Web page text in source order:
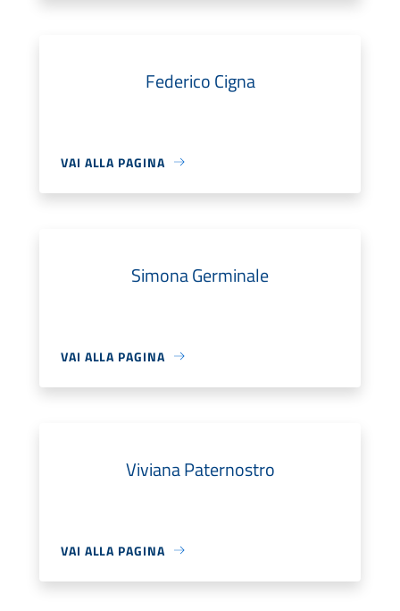
Federico Cigna
VAI ALLA PAGINA
Simona Germinale
VAI ALLA PAGINA
Viviana Paternostro
VAI ALLA PAGINA